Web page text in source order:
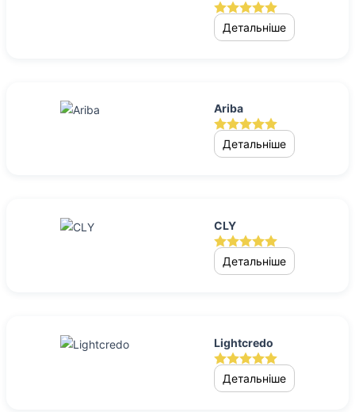
Детальніше
Ariba
Детальніше
CLY
Детальніше
Lightcredo
Детальніше